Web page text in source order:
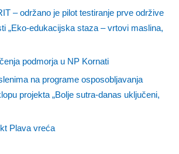
– održano je pilot testiranje prve održive
„Eko-edukacijska staza – vrtovi maslina,
podmorja u NP Kornati
na programe osposobljavanja
projekta „Bolje sutra-danas uključeni,
Plava vreća